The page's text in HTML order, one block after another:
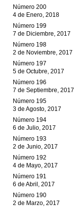
Número 200
4 de Enero, 2018
Número 199
7 de Diciembre, 2017
Número 198
2 de Noviembre, 2017
Número 197
5 de Octubre, 2017
Número 196
7 de Septiembre, 2017
Número 195
3 de Agosto, 2017
Número 194
6 de Julio, 2017
Número 193
2 de Junio, 2017
Número 192
4 de Mayo, 2017
Número 191
6 de Abril, 2017
Número 190
2 de Marzo, 2017